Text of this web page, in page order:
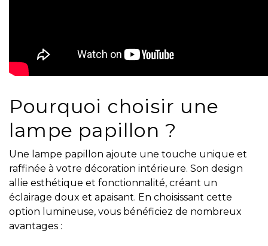
Pourquoi choisir une
lampe papillon ?
Une lampe papillon ajoute une touche unique et
raffinée à votre décoration intérieure. Son design
allie esthétique et fonctionnalité, créant un
éclairage doux et apaisant. En choisissant cette
option lumineuse, vous bénéficiez de nombreux
avantages :